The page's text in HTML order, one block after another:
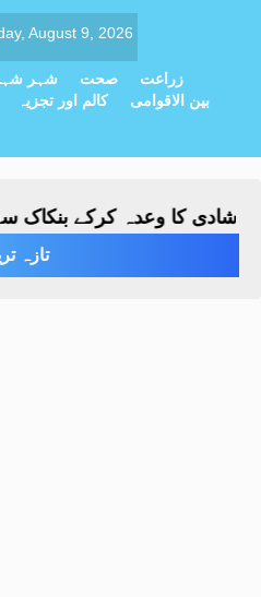
August 9, 2026
شہر صحت
زراعت
کالم اور تجزیہ
بین الاقوامی
شادی کا وعدہ کرکے بنکاک سے
تازہ